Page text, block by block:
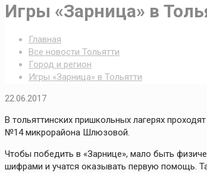
Игры «Зарница» в
Главная
Все новости Тольятти
Город и регион
Игры «Зарница» в Тольятти
22.06.2017
В тольяттинских пришкольных лагерях
№14 микрорайона Шлюзовой.
Чтобы победить в «Зарнице», мало быть
шифрами и учатся оказывать первую помощь.